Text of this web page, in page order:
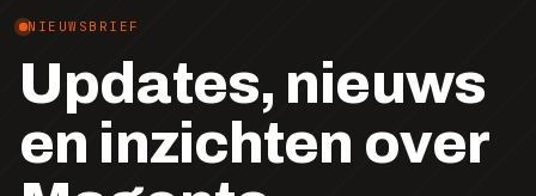
NIEUWSBRIEF
Updates, nieuws
en inzichten over